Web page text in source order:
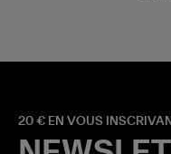
20 € EN VOUS